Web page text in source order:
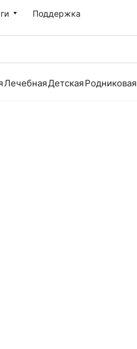
Поддержка
ЛечебнаяДетскаяРодниковая